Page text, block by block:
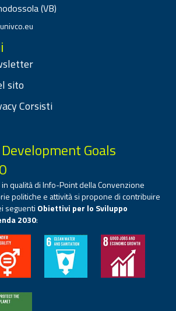
(VB)
sito
Corsisti
Goals
in qualità di Info-Point della Convenzione
politiche e attività si propone di contribuire
seguenti Obiettivi per lo Sviluppo
2030: